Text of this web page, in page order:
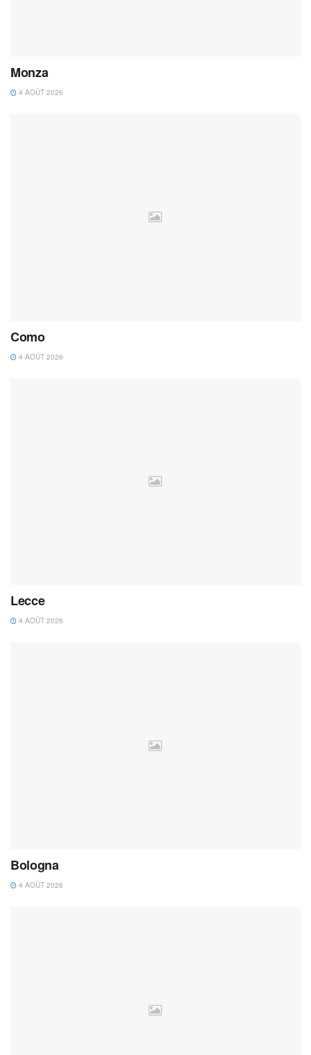
Monza
4 AOÛT 2026
Como
4 AOÛT 2026
Lecce
4 AOÛT 2026
Bologna
4 AOÛT 2026